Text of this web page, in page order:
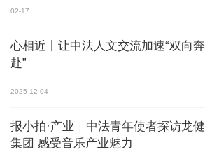
02-17
心相近丨让中法人文交流加速“双向奔
赴”
2025-12-04
报小拍·产业｜中法青年使者探访龙健
集团 感受音乐产业魅力